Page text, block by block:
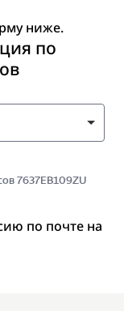
ниже.
по
7637EB109ZU
по почте на